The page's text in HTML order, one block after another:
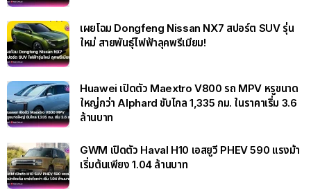
เผยโฉม Dongfeng Nissan NX7 สปอร์ต SUV รุ่น
ใหม่ สายพันธุ์ไฟฟ้าลุคพรีเมียม!
Huawei เปิดตัว Maextro V800 รถ MPV หรูขนาด
ใหญ่กว่า Alphard ขับไกล 1,335 กม. ในราคาเริ่ม 3.6
ล้านบาท
GWM เปิดตัว Haval H10 เอสยูวี PHEV 590 แรงม้า
เริ่มต้นเพียง 1.04 ล้านบาท